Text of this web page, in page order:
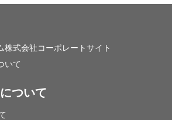
株式会社コーポレートサイト
いて
ついて